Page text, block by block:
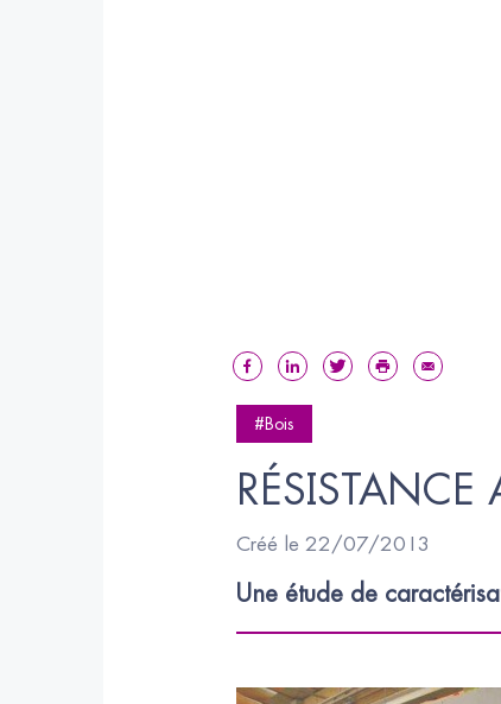
#Bois
Créé le 22/07/2013
Une étude de